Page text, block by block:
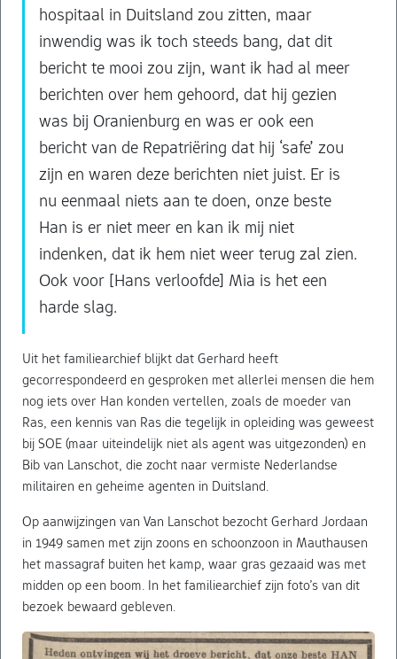
hospitaal in Duitsland zou zitten, maar
inwendig was ik toch steeds bang, dat dit
bericht te mooi zou zijn, want ik had al meer
berichten over hem gehoord, dat hij gezien
was bij Oranienburg en was er ook een
bericht van de Repatriëring dat hij ‘safe’ zou
zijn en waren deze berichten niet juist. Er is
nu eenmaal niets aan te doen, onze beste
Han is er niet meer en kan ik mij niet
indenken, dat ik hem niet weer terug zal zien.
Ook voor [Hans verloofde] Mia is het een
harde slag.
Uit het familiearchief blijkt dat Gerhard heeft
gecorrespondeerd en gesproken met allerlei mensen die hem
nog iets over Han konden vertellen, zoals de moeder van
Ras, een kennis van Ras die tegelijk in opleiding was geweest
bij SOE (maar uiteindelijk niet als agent was uitgezonden) en
Bib van Lanschot, die zocht naar vermiste Nederlandse
militairen en geheime agenten in Duitsland.
Op aanwijzingen van Van Lanschot bezocht Gerhard Jordaan
in 1949 samen met zijn zoons en schoonzoon in Mauthausen
het massagraf buiten het kamp, waar gras gezaaid was met
midden op een boom. In het familiearchief zijn foto’s van dit
bezoek bewaard gebleven.